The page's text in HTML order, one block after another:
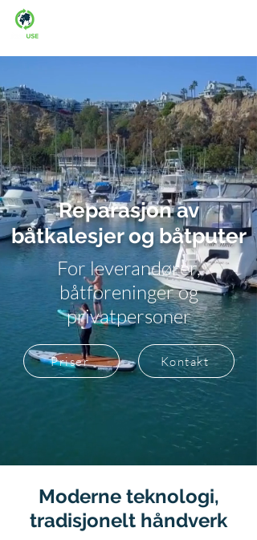
Reparasjon av
båtkalesjer og båtputer
For leverandører,
båtforeninger og
privatpersoner
Priser Kontakt
Moderne teknologi,
tradisjonelt håndverk